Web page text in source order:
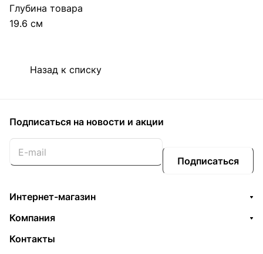
Глубина товара
19.6 см
Назад к списку
Подписаться на новости и акции
Подписаться
Интернет-магазин
Компания
Контакты